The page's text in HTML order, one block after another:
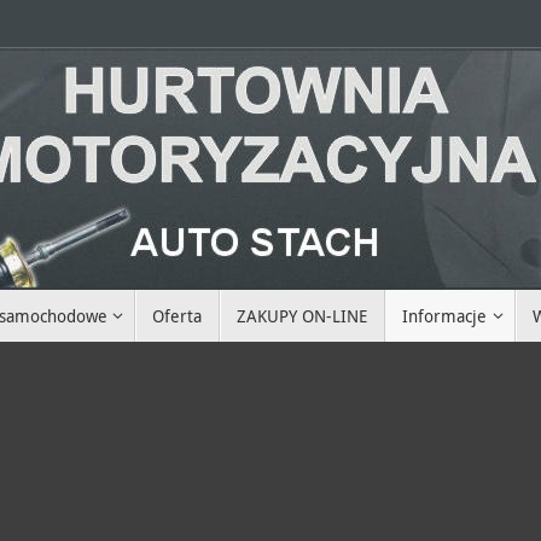
Oferta ZAKUPY ON-LINE Informacje